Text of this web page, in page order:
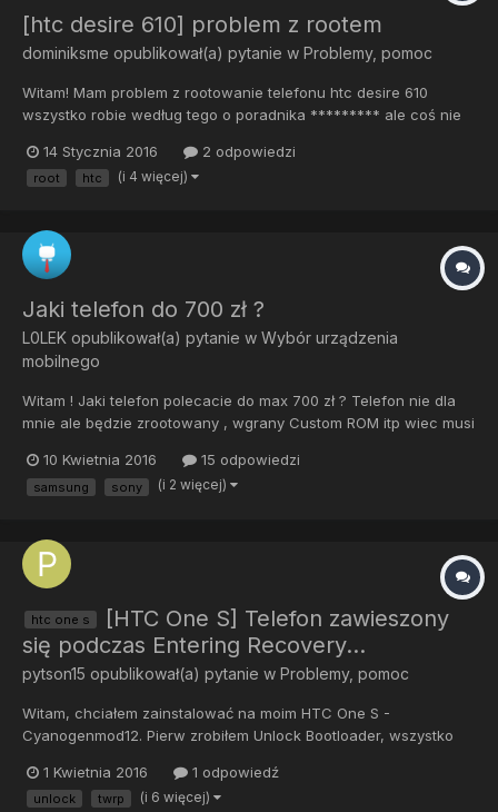
[htc desire 610] problem z rootem
dominiksme opublikował(a) pytanie w Problemy, pomoc
Witam! Mam problem z rootowanie telefonu htc desire 610
wszystko robie według tego o poradnika ********* ale coś nie
Proszę o pomoc dzięki
14 Stycznia 2016 2 odpowiedzi
root htc (i 4 więcej)
Jaki telefon do 700 zł ?
L0LEK opublikował(a) pytanie w Wybór urządzenia
mobilnego
Witam ! Jaki telefon polecacie do max 700 zł ? Telefon nie dla
mnie ale będzie zrootowany , wgrany Custom ROM itp wiec musi
10 Kwietnia 2016
15 odpowiedzi
samsung sony (i 2 więcej)
htc one s
[HTC One S] Telefon zawieszony
się podczas Entering Recovery...
pytson15 opublikował(a) pytanie w Problemy, pomoc
Witam, chciałem zainstalować na moim HTC One S -
Cyanogenmod12. Pierw zrobiłem Unlock Bootloader, wszystko
2.8.7.1 ale gdy wgrałem to podczas wchodzenia w Recovery aby
zainstalować SuperSU to mam problem, ponieważ telefon
1 Kwietnia 2016 1 odpowiedź
unlock twrp (i 6 więcej)